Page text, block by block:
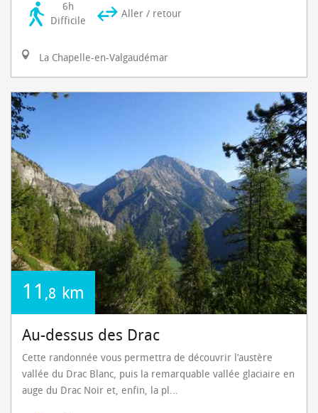
6h
Difficile
Aller / retour
La Chapelle-en-Valgaudémar
11 ,8 km
Au-dessus des Drac
Cette randonnée vous permettra de découvrir l’austère
vallée du Drac Blanc, puis la remarquable vallée glaciaire en
auge du Drac Noir et, enfin, la pl...